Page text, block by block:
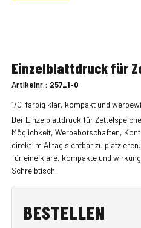
Einzelblattdruck für
Artikelnr.: 257_1-0
1/0-farbig klar, kompakt und
Der Einzelblattdruck für
Möglichkeit, Werbebotschaften,
direkt im Alltag sichtbar zu
für eine klare, kompakte und
Schreibtisch.
BESTELLEN